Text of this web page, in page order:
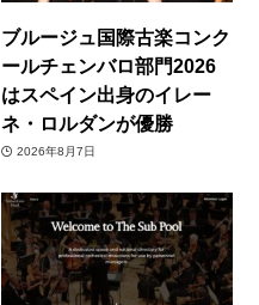
ブルージュ国際古楽コンク
ールチェンバロ部門2026
はスペイン出身のイレー
ネ・ロルダンが優勝
2026年8月7日